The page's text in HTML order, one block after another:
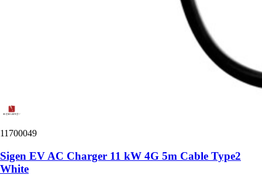
11700049
Sigen EV AC Charger 11 kW 4G 5m Cable Type2
White